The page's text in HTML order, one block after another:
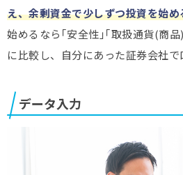
え、余剰資金で少しずつ投資を始め
始めるなら｢安全性｣｢取扱通貨(商
に比較し、自分にあった証券会社で
データ入力